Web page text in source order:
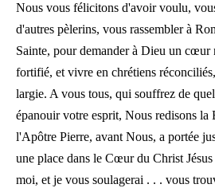
Nous vous félicitons d'avoir voulu,
d'autres pèlerins, vous rassembler à
Sainte, pour demander à Dieu un cœur
fortifié, et vivre en chrétiens
largie. A vous tous, qui souffrez de
épanouir votre esprit, Nous redisons
l'Apôtre Pierre, avant Nous, a portée
une place dans le Cœur du Christ
moi, et je vous soulagerai . . . vous